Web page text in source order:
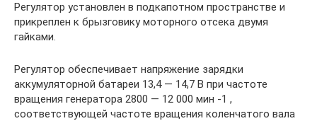
Регулятор установлен в подкапотном пространстве и
прикреплен к брызговику моторного отсека двумя
гайками.
Регулятор обеспечивает напряжение зарядки
аккумуляторной батареи 13,4 — 14,7 В при частоте
вращения генератора 2800 — 12 000 мин -1 ,
соответствующей частоте вращения коленчатого вала